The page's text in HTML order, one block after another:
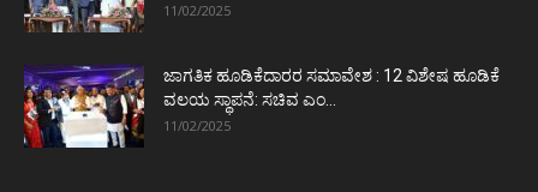
11/02/2025
ಜಾಗತಿಕ ಹೂಡಿಕೆದಾರರ ಸಮಾವೇಶ : 12 ವಿಶೇಷ ಹೂಡಿಕೆ
ವಲಯ ಸ್ಥಾಪನೆ: ಸಚಿವ ಎಂ...
11/02/2025